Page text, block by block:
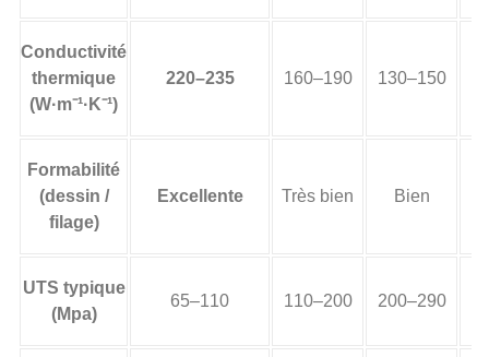
Conductivité
thermique
(W·m⁻¹·K⁻¹)
220–235 160–190 130–150
Formabilité
(dessin /
filage)
Excellente Très bien Bien
UTS typique
(Mpa)
65–110 110–200 200–290